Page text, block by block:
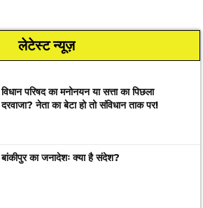
लेटेस्ट न्यूज़
विधान परिषद का मनोनयन या सत्ता का पिछला
दरवाजा? नेता का बेटा हो तो संविधान ताक पर!
बांकीपुर का जनादेशः क्या है संदेश?